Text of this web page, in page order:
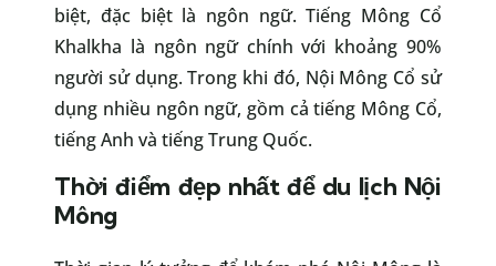
biệt, đặc biệt là ngôn ngữ. Tiếng Mông Cổ
Khalkha là ngôn ngữ chính với khoảng 90%
người sử dụng. Trong khi đó, Nội Mông Cổ sử
dụng nhiều ngôn ngữ, gồm cả tiếng Mông Cổ,
tiếng Anh và tiếng Trung Quốc.
Thời điểm đẹp nhất để du lịch Nội
Mông